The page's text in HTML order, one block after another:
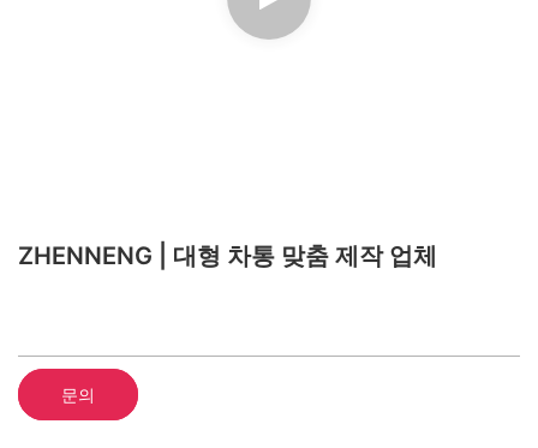
ZHENNENG | 대형 차통 맞춤 제작 업체
문의